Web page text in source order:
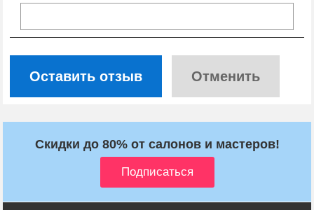
Оставить отзыв Отменить
Скидки до 80% от салонов и мастеров!